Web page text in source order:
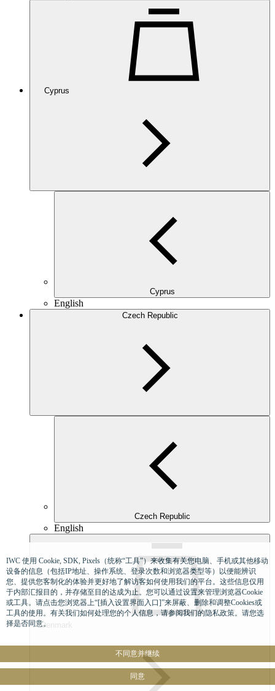
Cyprus
Cyprus
English
Czech Republic
Czech Republic
English
Denmark
IWC 使用 Cookie, SDK, Pixels（统称“工具”）来收集有关您电脑、手机或其他移动
设备的信息（包括IP地址、操作系统、登录次数和浏览器类型等）以便能辨识
您、提供您客制化的体验并更好地了解访客如何使用我们的平台。这些信息仅用
于内部汇报目的，并存储至目的达成为止。您可以通过设置来管理浏览器Cookie
或工具。请点击您浏览器上“[插入设置界面入口]”来屏蔽、删除和调整Cookies或
工具的使用。有关我们如何处理您的个人信息，请参阅我们的隐私政策。请您选
择是否同意。
不同意并继续
同意